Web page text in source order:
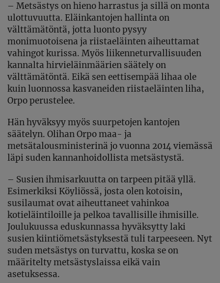
– Metsästys on hieno harrastus ja sillä on monta
ulottuvuutta. Eläinkantojen hallinta on
välttämätöntä, jotta luonto pysyy
monimuotoisena ja riistaeläinten aiheuttamat
vahingot kurissa. Myös liikenneturvallisuuden
kannalta hirvieläinmäärien säätely on
välttämätöntä. Eikä sen eettisempää lihaa ole
kuin luonnossa kasvaneiden riistaeläinten liha,
Orpo perustelee.
Hän hyväksyy myös suurpetojen kantojen
säätelyn. Olihan Orpo maa- ja
metsätalousministerinä jo vuonna 2014 viemässä
läpi suden kannanhoidollista metsästystä.
– Susien ihmisarkuutta on tarpeen pitää yllä.
Esimerkiksi Köyliössä, josta olen kotoisin,
susilaumat ovat aiheuttaneet vahinkoa
kotieläintiloille ja pelkoa tavallisille ihmisille.
Joulukuussa eduskunnassa hyväksytty laki
susien kiintiömetsästyksestä tuli tarpeeseen. Nyt
suden metsästys on turvattu, koska se on
määritelty metsästyslaissa eikä vain
asetuksessa.